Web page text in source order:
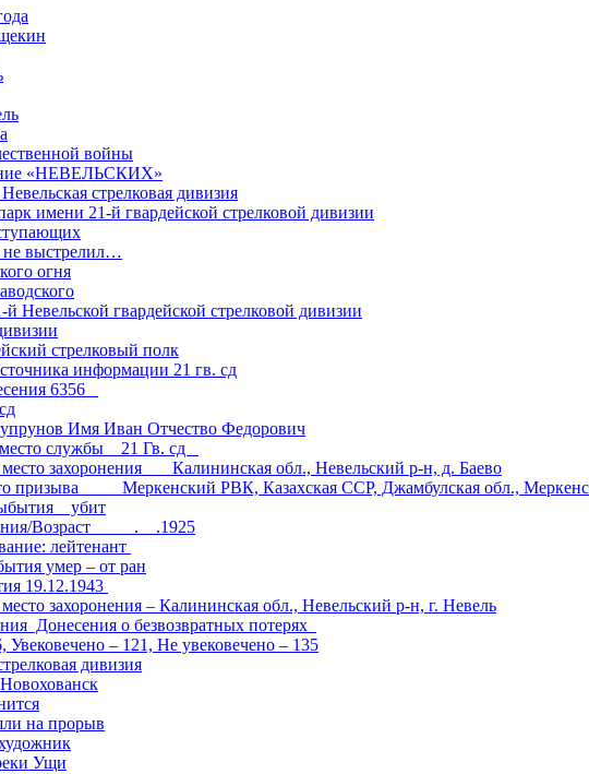
войны
«НЕВЕЛЬСКИХ»
стрелковая дивизия
имени 21-й гвардейской стрелковой дивизии
выстрелил…
огня
Невельской гвардейской стрелковой дивизии
стрелковый полк
информации 21 гв. сд
6356
Имя Иван Отчество Федорович
службы 21 Гв. сд
захоронения Калининская обл., Невельский р-н, д. Баево
призыва Меркенский РВК, Казахская ССР, Джамбулская обл.,
убит
Возраст __.__.1925
лейтенант
умер – от ран
19.12.1943
захоронения – Калининская обл., Невельский р-н, г. Невель
Донесения о безвозвратных потерях
Увековечено – 121, Не увековечено – 135
дивизия
на прорыв
Ущи